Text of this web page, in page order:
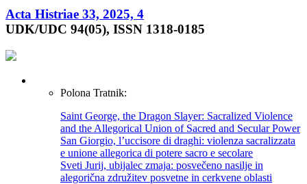
Acta Histriae 33, 2025, 4
UDK/UDC 94(05), ISSN 1318-0185
Polona Tratnik:
Saint George, the Dragon Slayer: Sacralized Violence
and the Allegorical Union of Sacred and Secular Power
San Giorgio, l’uccisore di draghi: violenza sacralizzata
e unione allegorica di potere sacro e secolare
Sveti Jurij, ubijalec zmaja: posvečeno nasilje in
alegorična združitev posvetne in cerkvene oblasti